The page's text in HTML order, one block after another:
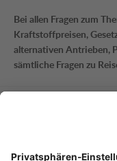
Bei allen Fragen zum
Kraftstoffpreisen,
alternativen Antrieben,
sämtliche Fragen zu
E-Mail:
mi-